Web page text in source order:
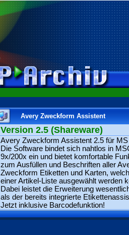
Avery Zweckform Assistent
Version 2.5 (Shareware)
Avery Zweckform Assistent 2.5 für
Die Software bindet sich nahtlos in
9x/200x ein und bietet komfortable
zum Ausfüllen und Beschriften aller
Zweckform Etiketten und Karten,
einer Artikel-Liste ausgewählt werden
Dabei leistet die Erweiterung
als der bereits integrierte
Jetzt inklusive Barcodefunktion!